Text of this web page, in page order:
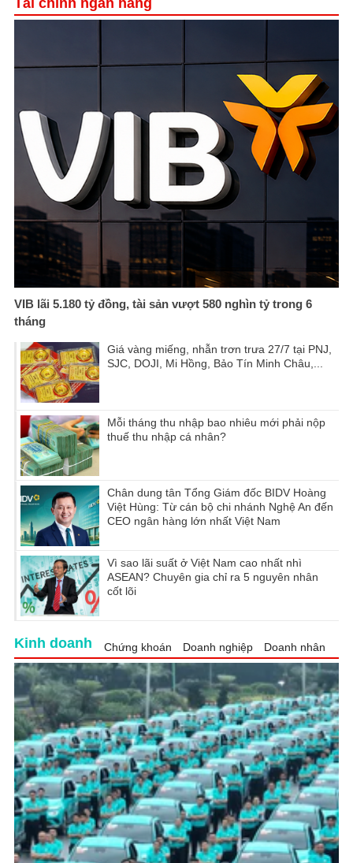
Tài chính ngân hàng
VIB lãi 5.180 tỷ đồng, tài sản vượt 580 nghìn tỷ trong 6
tháng
Giá vàng miếng, nhẫn trơn trưa 27/7 tại PNJ,
SJC, DOJI, Mi Hồng, Bảo Tín Minh Châu,...
Mỗi tháng thu nhập bao nhiêu mới phải nộp
thuế thu nhập cá nhân?
Chân dung tân Tổng Giám đốc BIDV Hoàng
Việt Hùng: Từ cán bộ chi nhánh Nghệ An đến
CEO ngân hàng lớn nhất Việt Nam
Vì sao lãi suất ở Việt Nam cao nhất nhì
ASEAN? Chuyên gia chỉ ra 5 nguyên nhân
cốt lõi
Kinh doanh Chứng khoán Doanh nghiệp Doanh nhân